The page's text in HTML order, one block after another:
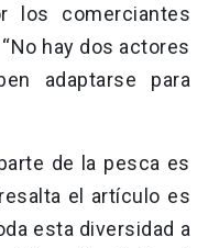
los comerciantes
hay dos actores
adaptarse para
de la pesca es
el artículo es
esta diversidad a